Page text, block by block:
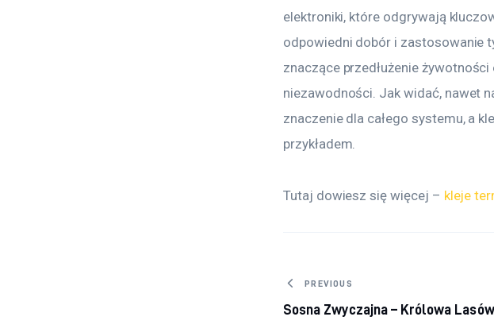
elektroniki, które odgrywają
odpowiedni dobór i zastosowanie
znaczące przedłużenie
niezawodności. Jak widać, nawet
znaczenie dla całego systemu, a
przykładem.
Tutaj dowiesz się więcej – kleje
Nawigacja wpisu
PREVIOUS
Sosna Zwyczajna – Królowa Lasów